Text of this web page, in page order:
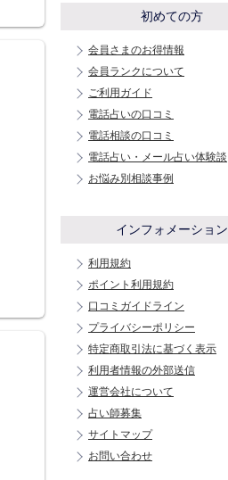
初めての方
会員さまのお得情報
会員ランクについて
ご利用ガイド
電話占いの口コミ
電話相談の口コミ
電話占い・メール占い体験談
お悩み別相談事例
インフォメーション
利用規約
ポイント利用規約
口コミガイドライン
プライバシーポリシー
特定商取引法に基づく表示
利用者情報の外部送信
運営会社について
占い師募集
サイトマップ
お問い合わせ